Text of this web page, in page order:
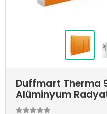
Duffmart Therma
Alüminyum